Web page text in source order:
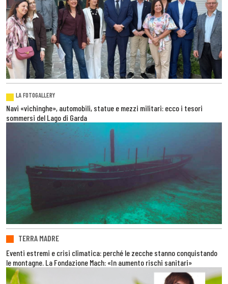
LA FOTOGALLERY
Navi «vichinghe», automobili, statue e mezzi militari: ecco i tesori
sommersi del Lago di Garda
TERRA MADRE
Eventi estremi e crisi climatica: perché le zecche stanno conquistando
le montagne. La Fondazione Mach: «In aumento rischi sanitari»